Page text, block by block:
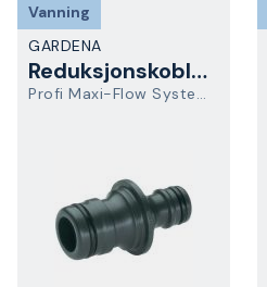
Vanning
GARDENA
Reduksjonskobling
Profi Maxi-Flow System